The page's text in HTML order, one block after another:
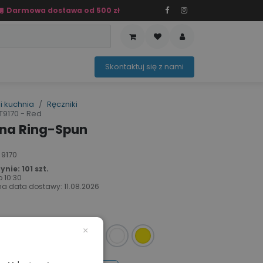
Darmowa dostawa od 500 zł
OFERTA SEZONOWASko​ntaktuj ​​​​się z nami​​​​
kuchnia
Ręczniki
- Red
Ring-Spun
101 szt.
10:30
data dostawy: 11.08.2026
×